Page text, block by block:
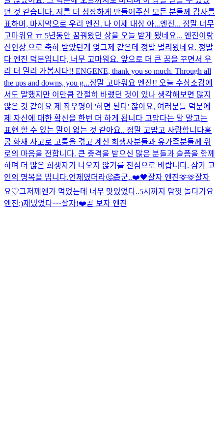
던 것 같습니다. 저를 더 성장하게 만들어주신 모든 분들께 감사를
표하며, 마지막으로 우리 엔진. 나 이제 대상 아...엔진... 정말 너무
고마워요 ㅠ 5년동안 꿈꿔왔던 상을 오늘 받게 됐네요... 엔진이랑
신인상 으로 축하 받았던게 엊그제 같은데 정말 멀리왔네요. 정말
다 엔진 덕분입니다, 너무 고마워요. 앞으로 더 큰 꿈을 꾸면서 우
리 더 멀리 가봅시다!! ENGENE, thank you so much. Through all
the ups and downs, you g...정말 고마워요 엔진!! 오늘 수상소감에
서도 말했지만 이만큼 간절히 바랬던 것이 있나 생각해보면 많지
않은 것 같아요 제 좌우명이 '하면 된다' 잖아요, 여러분들 덕분에
제 자신에 대한 확신을 한번 더 하게 됩니다 고맙다는 말 말고는
표현 할 수 있는 말이 없는 것 같아요.. 정말 고맙고 사랑합니다홍
콩 화재 사고로 고통을 겪고 계신 희생자분들과 유가족분들께 위
로의 마음을 전합니다. 큰 충격을 받으신 많은 분들과 슬픔을 함께
하며 더 많은 희생자가 나오지 않기를 진심으로 바랍니다. 삼가 고
인의 명복을 빕니다.언제였더라🤔춥군..❤️🖤잘자 엔진🫶🫶잘자
요♡그저께엔가 먹었는데 너무 맛있었다..5시까지 맘껏 놀다가요
엔진:)재밌었다~~잘자!❤️곧 보자 엔진